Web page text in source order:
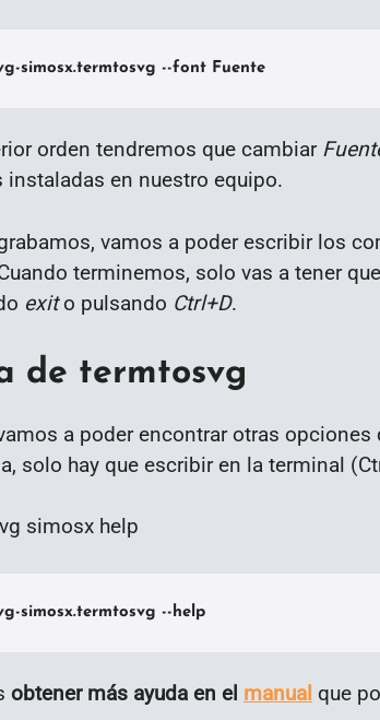
simosx.termtosvg --font Fuente
orden tendremos que cambiar
instaladas en nuestro equipo.
vamos a poder escribir los
terminemos, solo vas a tener
exito pulsando Ctrl+D.
de termtosvg
a poder encontrar otras opciones
solo hay que escribir en la terminal
simosx.termtosvg --help
obtener más ayuda en el manual que